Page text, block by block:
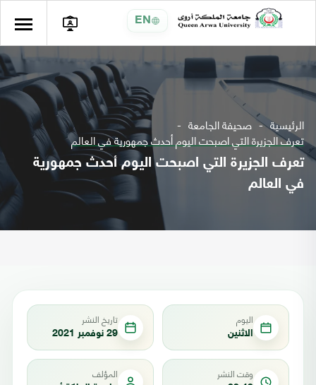
EN
الرئيسية صحيفة الجامعة
تعرف الجزيرة التي اصبحت اليوم أحدث جمهورية في العالم
تعرف الجزيرة التي اصبحت اليوم أحدث جمهورية
في العالم
اليوم
الاثنين
تاريخ النشر
29 نوفمبر 2021
وقت النشر المؤلف